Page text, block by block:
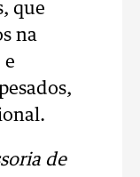
que
na
e
de